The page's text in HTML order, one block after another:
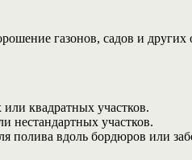
газонов, садов и
квадратных участков.
нестандартных участков.
полива вдоль бордюров или